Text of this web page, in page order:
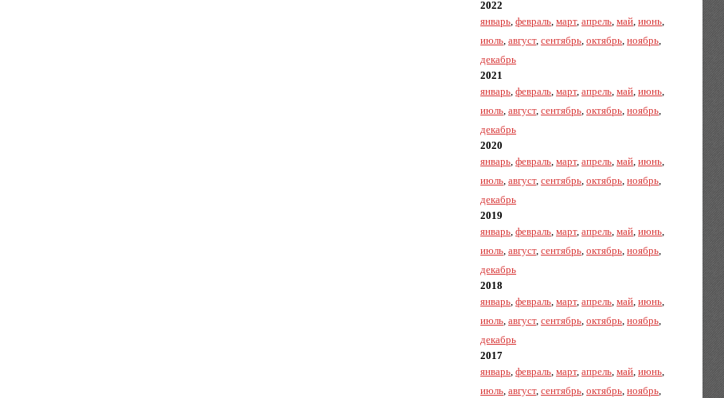
2022
январь,февраль,март,апрель,май,июнь,
июль,август,сентябрь,октябрь,ноябрь,
декабрь
2021
январь,февраль,март,апрель,май,июнь,
июль,август,сентябрь,октябрь,ноябрь,
декабрь
2020
январь,февраль,март,апрель,май,июнь,
июль,август,сентябрь,октябрь,ноябрь,
декабрь
2019
январь,февраль,март,апрель,май,июнь,
июль,август,сентябрь,октябрь,ноябрь,
декабрь
2018
январь,февраль,март,апрель,май,июнь,
июль,август,сентябрь,октябрь,ноябрь,
декабрь
2017
январь,февраль,март,апрель,май,июнь,
июль,август,сентябрь,октябрь,ноябрь,